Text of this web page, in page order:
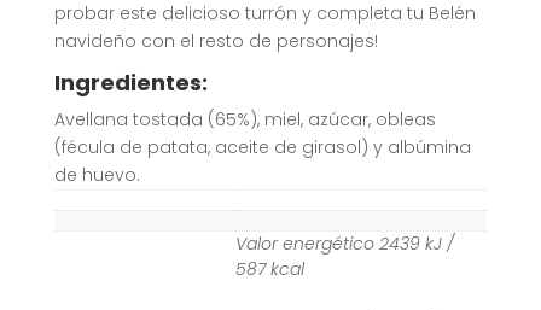
probar este delicioso turrón y completa tu Belén
navideño con el resto de personajes!
Ingredientes:
Avellana tostada (65%), miel, azúcar, obleas
(fécula de patata, aceite de girasol) y albúmina
de huevo.
Valor energético 2439 kJ /
587 kcal